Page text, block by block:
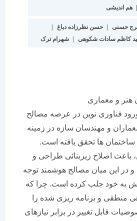
| حسن نظرزاده دباغ |
سادات شکوهی | شهرام ترک
معماری
نوین در عرصه مصالح
و مهندسان سازه در زمینه
ها تحقق یافته است.
زیربنائی طراحی و
میان مصالح هوشمند توجه
خود جلب کرده است. چرا که
و برنامه ریزی شده را
تغییر در برابر نیازهای